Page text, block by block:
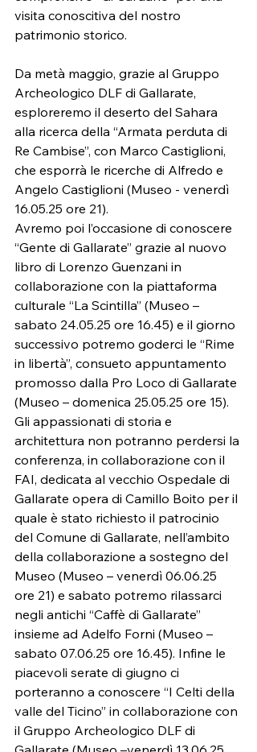
visita conoscitiva del nostro
patrimonio storico.
Da metà maggio, grazie al Gruppo
Archeologico DLF di Gallarate,
esploreremo il deserto del Sahara
alla ricerca della “Armata perduta di
Re Cambise”, con Marco Castiglioni,
che esporrà le ricerche di Alfredo e
Angelo Castiglioni (Museo - venerdì
16.05.25 ore 21).
Avremo poi l’occasione di conoscere
“Gente di Gallarate” grazie al nuovo
libro di Lorenzo Guenzani in
collaborazione con la piattaforma
culturale “La Scintilla” (Museo –
sabato 24.05.25 ore 16.45) e il giorno
successivo potremo goderci le “Rime
in libertà”, consueto appuntamento
promosso dalla Pro Loco di Gallarate
(Museo – domenica 25.05.25 ore 15).
Gli appassionati di storia e
architettura non potranno perdersi la
conferenza, in collaborazione con il
FAI, dedicata al vecchio Ospedale di
Gallarate opera di Camillo Boito per il
quale è stato richiesto il patrocinio
del Comune di Gallarate, nell’ambito
della collaborazione a sostegno del
Museo (Museo – venerdì 06.06.25
ore 21) e sabato potremo rilassarci
negli antichi “Caffè di Gallarate”
insieme ad Adelfo Forni (Museo –
sabato 07.06.25 ore 16.45). Infine le
piacevoli serate di giugno ci
porteranno a conoscere “I Celti della
valle del Ticino” in collaborazione con
il Gruppo Archeologico DLF di